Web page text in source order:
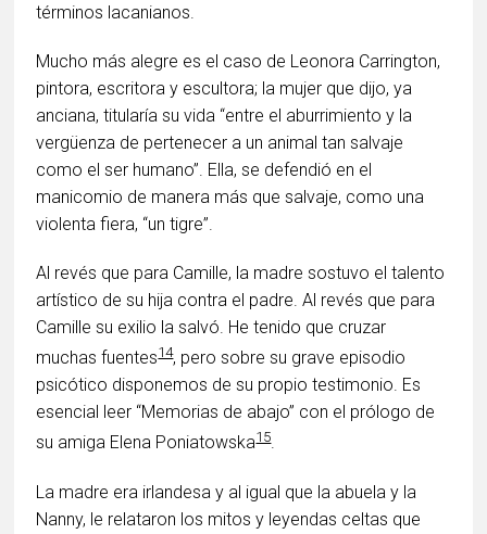
términos lacanianos.
Mucho más alegre es el caso de Leonora Carrington,
pintora, escritora y escultora; la mujer que dijo, ya
anciana, titularía su vida “entre el aburrimiento y la
vergüenza de pertenecer a un animal tan salvaje
como el ser humano”. Ella, se defendió en el
manicomio de manera más que salvaje, como una
violenta fiera, “un tigre”.
Al revés que para Camille, la madre sostuvo el talento
artístico de su hija contra el padre. Al revés que para
Camille su exilio la salvó. He tenido que cruzar
muchas fuentes14, pero sobre su grave episodio
psicótico disponemos de su propio testimonio. Es
esencial leer “Memorias de abajo” con el prólogo de
su amiga Elena Poniatowska15.
La madre era irlandesa y al igual que la abuela y la
Nanny, le relataron los mitos y leyendas celtas que